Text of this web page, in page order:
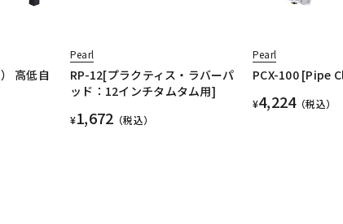
高低自
Pearl
RP-12[プラクティス・ラバーパ
ッド：12インチタムタム用]
¥1,672 （税込）
Pearl
PCX-100 [Pipe
¥4,224（税込）